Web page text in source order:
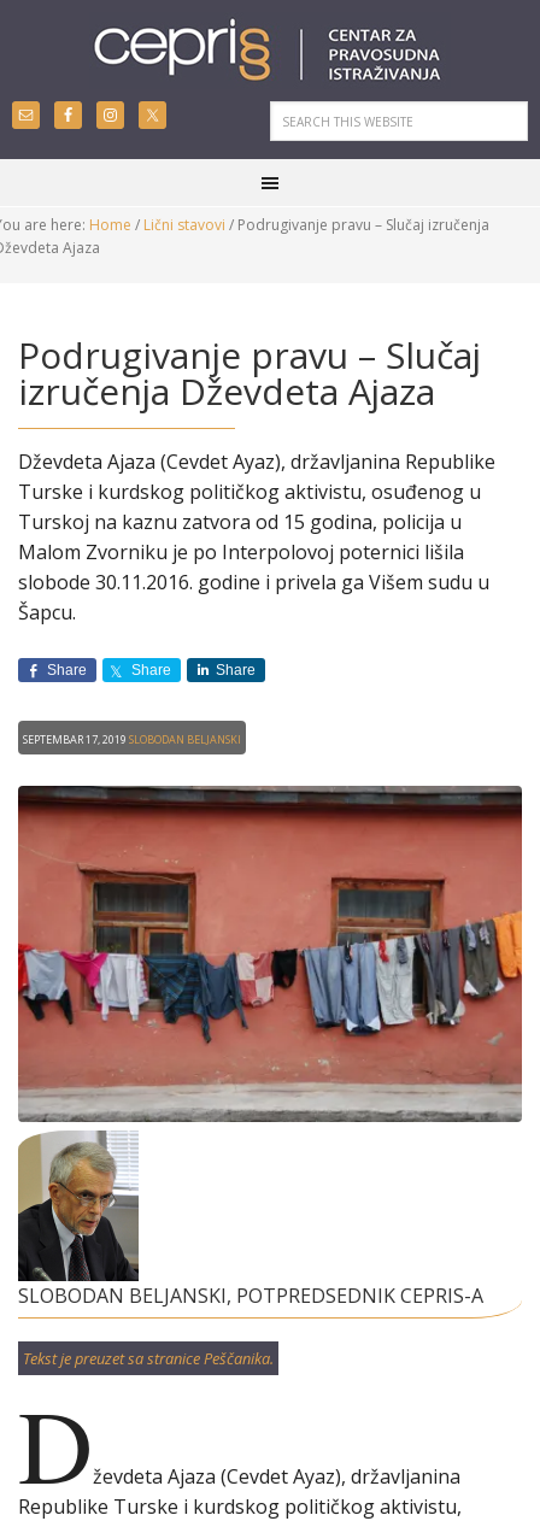
are here: Home / Lični stavovi / Podrugivanje pravu – Slučaj izručenja
Ajaza
Podrugivanje pravu – Slučaj
izručenja Dževdeta Ajaza
Dževdeta Ajaza (Cevdet Ayaz), državljanina Republike
Turske i kurdskog političkog aktivistu, osuđenog u
Turskoj na kaznu zatvora od 15 godina, policija u
Malom Zvorniku je po Interpolovoj poternici lišila
slobode 30.11.2016. godine i privela ga Višem sudu u
Šapcu.
Share Share Share
Septembar 17, 2019Slobodan Beljanski
SLOBODAN BELJANSKI, POTPREDSEDNIK CEPRIS-A
Tekst je preuzet sa stranice Peščanika.
Dževdeta Ajaza (Cevdet Ayaz), državljanina
Republike Turske i kurdskog političkog aktivistu,